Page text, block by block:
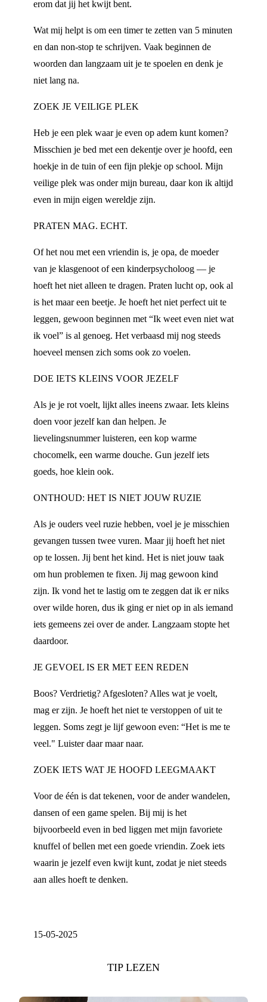
erom dat jij het kwijt bent.
Wat mij helpt is om een timer te zetten van 5 minuten
en dan non-stop te schrijven. Vaak beginnen de
woorden dan langzaam uit je te spoelen en denk je
niet lang na.
ZOEK JE VEILIGE PLEK
Heb je een plek waar je even op adem kunt komen?
Misschien je bed met een dekentje over je hoofd, een
hoekje in de tuin of een fijn plekje op school. Mijn
veilige plek was onder mijn bureau, daar kon ik altijd
even in mijn eigen wereldje zijn.
PRATEN MAG. ECHT.
Of het nou met een vriendin is, je opa, de moeder
van je klasgenoot of een kinderpsycholoog — je
hoeft het niet alleen te dragen. Praten lucht op, ook al
is het maar een beetje. Je hoeft het niet perfect uit te
leggen, gewoon beginnen met “Ik weet even niet wat
ik voel” is al genoeg. Het verbaasd mij nog steeds
hoeveel mensen zich soms ook zo voelen.
DOE IETS KLEINS VOOR JEZELF
Als je je rot voelt, lijkt alles ineens zwaar. Iets kleins
doen voor jezelf kan dan helpen. Je
lievelingsnummer luisteren, een kop warme
chocomelk, een warme douche. Gun jezelf iets
goeds, hoe klein ook.
ONTHOUD: HET IS NIET JOUW RUZIE
Als je ouders veel ruzie hebben, voel je je misschien
gevangen tussen twee vuren. Maar jij hoeft het niet
op te lossen. Jij bent het kind. Het is niet jouw taak
om hun problemen te fixen. Jij mag gewoon kind
zijn. Ik vond het te lastig om te zeggen dat ik er niks
over wilde horen, dus ik ging er niet op in als iemand
iets gemeens zei over de ander. Langzaam stopte het
daardoor.
JE GEVOEL IS ER MET EEN REDEN
Boos? Verdrietig? Afgesloten? Alles wat je voelt,
mag er zijn. Je hoeft het niet te verstoppen of uit te
leggen. Soms zegt je lijf gewoon even: “Het is me te
veel." Luister daar maar naar.
ZOEK IETS WAT JE HOOFD LEEGMAAKT
Voor de één is dat tekenen, voor de ander wandelen,
dansen of een game spelen. Bij mij is het
bijvoorbeeld even in bed liggen met mijn favoriete
knuffel of bellen met een goede vriendin. Zoek iets
waarin je jezelf even kwijt kunt, zodat je niet steeds
aan alles hoeft te denken.
15-05-2025
TIP LEZEN